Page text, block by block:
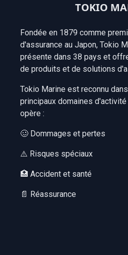
TOKIO
Fondée en 1879 comme
d'assurance au Japon, Tokio
présente dans 38 pays et
de produits et de solutions
Tokio Marine est reconnu
principaux domaines
opère :
🥴 Dommages et pertes
⚠️ Risques spéciaux
🏥 Accident et santé
📄 Réassurance